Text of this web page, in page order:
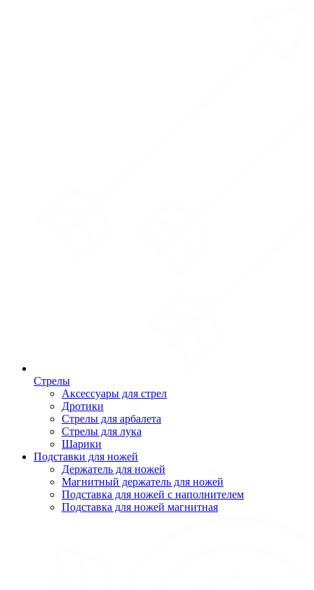
Стрелы
Аксессуары для стрел
Дротики
Стрелы для арбалета
Стрелы для лука
Шарики
Подставки для ножей
Держатель для ножей
Магнитный держатель для ножей
Подставка для ножей с наполнителем
Подставка для ножей магнитная